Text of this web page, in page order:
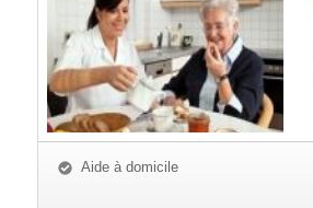
Aide à domicile